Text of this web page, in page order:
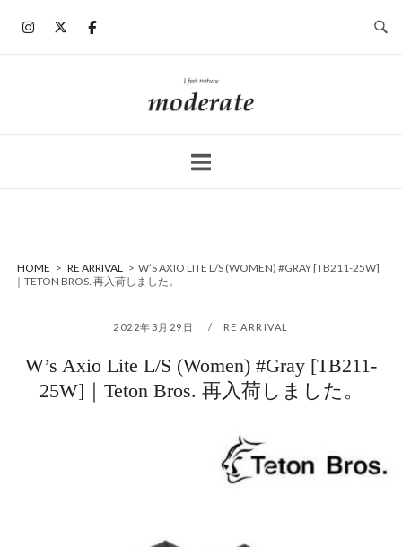
ホ
ー
HOME > RE ARRIVAL > W’S AXIO LITE L/S (WOMEN) #GRAY [TB211-25W]
｜TETON BROS. 再入荷しました。
2022年3月29日 RE ARRIVAL
W’s Axio Lite L/S (Women) #Gray [TB211-
25W]｜Teton Bros. 再入荷しました。